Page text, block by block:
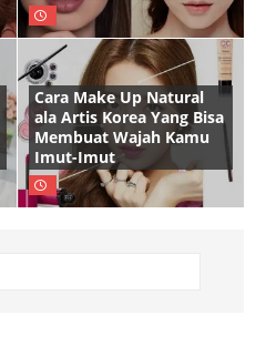
Cara Make Up Natural
ala Artis Korea Yang Bisa
Membuat Wajah Kamu
Imut-Imut